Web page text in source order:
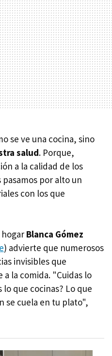
se ve una cocina, sino
salud. Porque,
a la calidad de los
por alto un
con los que
Blanca Gómez
) advierte que numerosos
invisibles que
la comida. "Cuidas lo
lo que cocinas? Lo que
se cuela en tu plato",